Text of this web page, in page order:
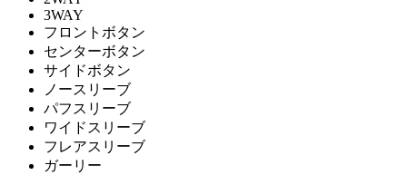
3WAY
フロントボタン
センターボタン
サイドボタン
ノースリーブ
パフスリーブ
ワイドスリーブ
フレアスリーブ
ガーリー